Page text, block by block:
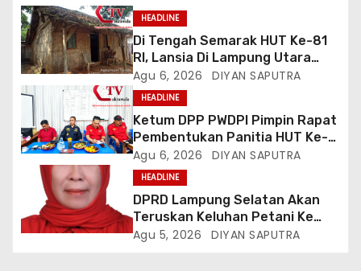
HEADLINE
Di Tengah Semarak HUT Ke-81
RI, Lansia Di Lampung Utara
Hidup Memprihatinkan
Agu 6, 2026 DIYAN SAPUTRA
HEADLINE
Ketum DPP PWDPI Pimpin Rapat
Pembentukan Panitia HUT Ke-4,
Berikut Susunan Dan Rangkaian
Kegiatannya
Agu 6, 2026 DIYAN SAPUTRA
HEADLINE
DPRD Lampung Selatan Akan
Teruskan Keluhan Petani Ke
Dinas Terkait, Minta Audit
Agu 5, 2026 DIYAN SAPUTRA